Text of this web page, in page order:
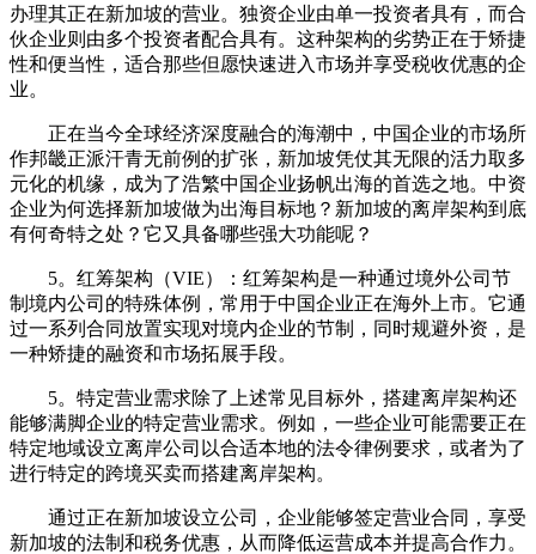
办理其正在新加坡的营业。独资企业由单一投资者具有，而合
伙企业则由多个投资者配合具有。这种架构的劣势正在于矫捷
性和便当性，适合那些但愿快速进入市场并享受税收优惠的企
业。
正在当今全球经济深度融合的海潮中，中国企业的市场所
作邦畿正派汗青无前例的扩张，新加坡凭仗其无限的活力取多
元化的机缘，成为了浩繁中国企业扬帆出海的首选之地。中资
企业为何选择新加坡做为出海目标地？新加坡的离岸架构到底
有何奇特之处？它又具备哪些强大功能呢？
5。红筹架构（VIE）：红筹架构是一种通过境外公司节
制境内公司的特殊体例，常用于中国企业正在海外上市。它通
过一系列合同放置实现对境内企业的节制，同时规避外资，是
一种矫捷的融资和市场拓展手段。
5。特定营业需求除了上述常见目标外，搭建离岸架构还
能够满脚企业的特定营业需求。例如，一些企业可能需要正在
特定地域设立离岸公司以合适本地的法令律例要求，或者为了
进行特定的跨境买卖而搭建离岸架构。
通过正在新加坡设立公司，企业能够签定营业合同，享受
新加坡的法制和税务优惠，从而降低运营成本并提高合作力。